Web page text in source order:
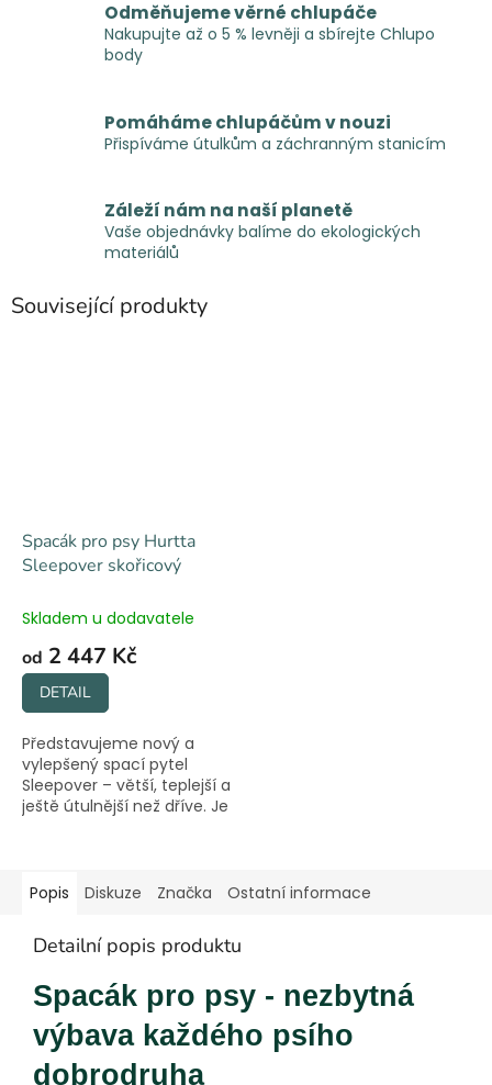
Odměňujeme věrné chlupáče
Nakupujte až o 5 % levněji a sbírejte Chlupo
body
Pomáháme chlupáčům v nouzi
Přispíváme útulkům a záchranným stanicím
Záleží nám na naší planetě
Vaše objednávky balíme do ekologických
materiálů
Související produkty
Spacák pro psy Hurtta
Sleepover skořicový
Skladem u dodavatele
od 2 447 Kč
DETAIL
Představujeme nový a
vylepšený spací pytel
Sleepover – větší, teplejší a
ještě útulnější než dříve. Je
chlupatého kamaráda.
Tento...
Popis Diskuze Značka Ostatní informace
Detailní popis produktu
Spacák pro psy - nezbytná
výbava každého psího
dobrodruha